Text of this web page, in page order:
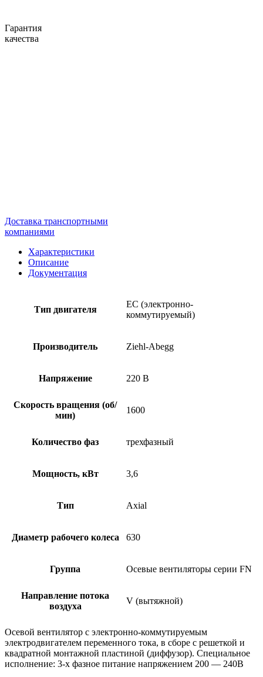
Гарантия
качества
Доставка транспортными
компаниями
Характеристики
Описание
Документация
Тип двигателя
EC (электронно-
коммутируемый)
Производитель Ziehl-Abegg
Напряжение 220 В
Скорость вращения (об/
мин)
1600
Количество фаз трехфазный
Мощность, кВт 3,6
Тип Axial
Диаметр рабочего колеса 630
Группа Осевые вентиляторы серии FN
Направление потока
воздуха
V (вытяжной)
Осевой вентилятор с электронно-коммутируемым
электродвигателем переменного тока, в сборе с решеткой и
квадратной монтажной пластиной (диффузор). Специальное
исполнение: 3-х фазное питание напряжением 200 — 240В